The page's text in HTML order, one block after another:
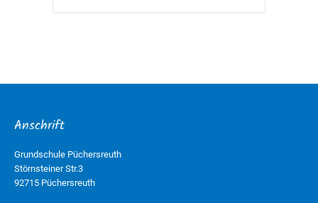
Anschrift
Grundschule Püchersreuth
Störnsteiner Str.3
92715 Püchersreuth